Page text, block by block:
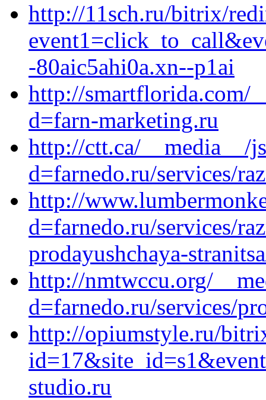
http://11sch.ru/bitrix/
-80aic5ahi0a.xn--p1ai
http://smartflorida.com/
d=farn-marketing.ru
http://ctt.ca/__media__/
d=farnedo.ru/services/
http://
d=farnedo.ru/services/
prodayushchaya-
http://nmtwccu.org/
d=farnedo.ru/services/
http://opiumstyle.ru/
studio.ru